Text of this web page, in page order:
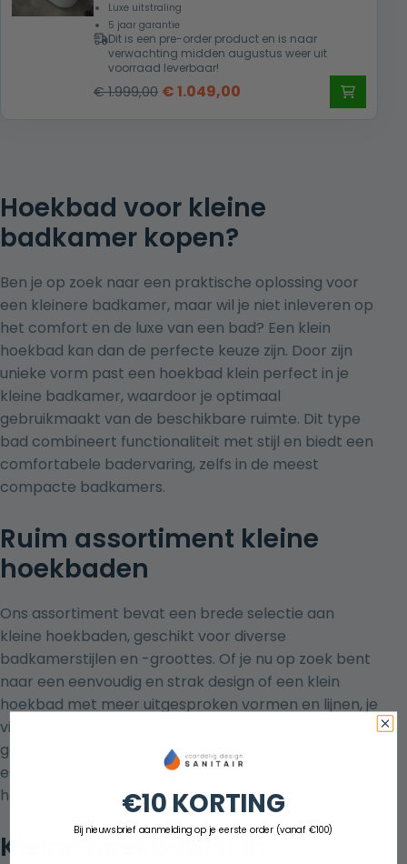
Luxe uitstraling
5 jaar garantie
Dit is een pre-order product en is naar
verwachting midden augustus weer uit
voorraad leverbaar!
€1.999,00 Oorspronkelijke
€1.049,00
Hoekbad voor kleine
badkamer kopen?
Ben je op zoek naar een praktische oplossing voor
een kleinere badkamer, maar wil je niet inleveren op
het comfort en de luxe van een bad? Een klein
hoekbad kan dan de perfecte keuze zijn. Door zijn
unieke vorm past een hoekbad klein perfect in je
kleine badkamer, waardoor je optimaal
gebruikmaakt van de beschikbare ruimte. Dit type
bad combineert functionaliteit met stijl en biedt een
comfortabele badervaring, zelfs in de meest
compacte badkamers.
Ruim assortiment kleine
hoekbaden
Ons assortiment bevat een brede selectie aan
kleine hoekbaden, geschikt voor diverse
badkamerstijlen en -groottes. Of je nu op zoek bent
naar een eenvoudig en strak design of een klein
hoekbad met meer uitgesproken vormen en lijnen, je
vindt bij ons wat je zoekt. Elk bad is zorgvuldig
geselecteerd op basis van kwaliteit, comfort en
esthetiek, zodat je zeker weet dat je een klein
hoekbad kiest dat aan al je eisen voldoet.
Kleine hoekbaden in
€10 KORTING
Bij nieuwsbrief aanmelding op je eerste order (vanaf €100)